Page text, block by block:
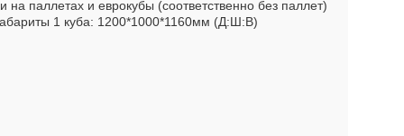
паллетах и еврокубы (соответственно без паллет)
1 куба: 1200*1000*1160мм (Д:Ш:В)